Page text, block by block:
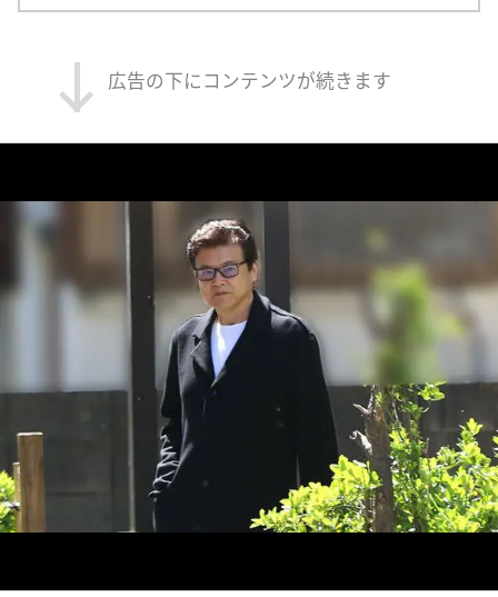
広告の下にコンテンツが続きます